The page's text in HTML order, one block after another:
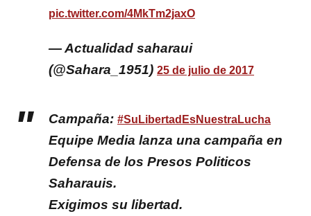
pic.twitter.com/4MkTm2jaxO
— Actualidad saharaui
(@Sahara_1951) 25 de julio de 2017
Campaña: #SuLibertadEsNuestraLucha
Equipe Media lanza una campaña en
Defensa de los Presos Politicos
Saharauis.
Exigimos su libertad.